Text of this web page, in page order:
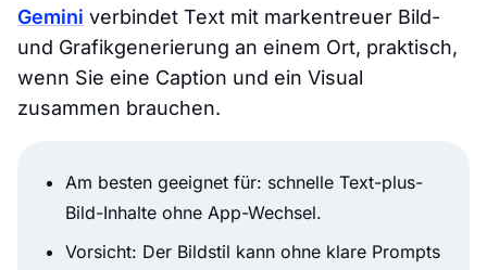
Gemini verbindet Text mit markentreuer Bild-
und Grafikgenerierung an einem Ort, praktisch,
wenn Sie eine Caption und ein Visual
zusammen brauchen.
Am besten geeignet für: schnelle Text-plus-
Bild-Inhalte ohne App-Wechsel.
Vorsicht: Der Bildstil kann ohne klare Prompts